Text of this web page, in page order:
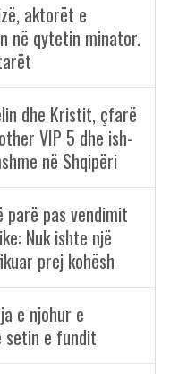
aktorët e
në qytetin minator.
dhe Kristit, çfarë
VIP 5 dhe ish-
në Shqipëri
pas vendimit
Nuk ishte një
prej kohësh
e njohur e
setin e fundit